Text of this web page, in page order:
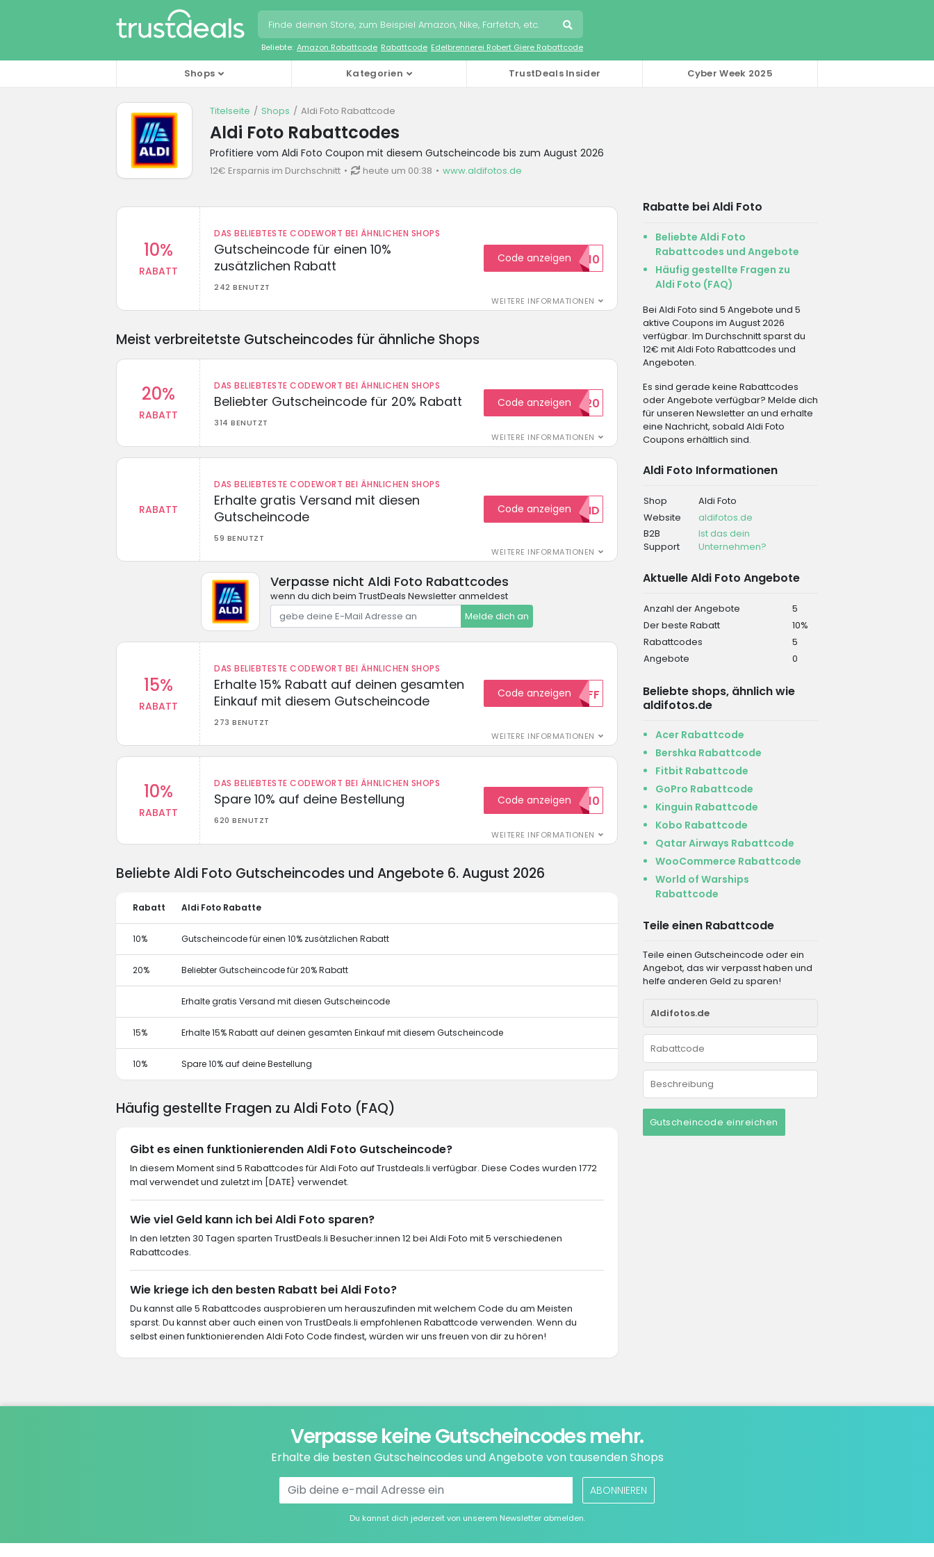
Beliebte: Amazon Rabattcode Rabattcode Edelbrennerei Robert Giere Rabattcode
Shops Kategorien TrustDeals Insider Cyber Week 2025
Titelseite Shops Aldi Foto Rabattcode
Aldi Foto Rabattcodes
Profitiere vom Aldi Foto Coupon mit diesem Gutscheincode bis zum August 2026
12€ Ersparnis im Durchschnitt heute um 00:38 www.aldifotos.de
10%
RABATT
DAS BELIEBTESTE CODEWORT BEI ÄHNLICHEN SHOPS
Gutscheincode für einen 10%
zusätzlichen Rabatt
242 BENUTZT
WEITERE INFORMATIONEN
Code anzeigenHELLO10
Meist verbreitetste Gutscheincodes für ähnliche Shops
20%
RABATT
DAS BELIEBTESTE CODEWORT BEI ÄHNLICHEN SHOPS
Beliebter Gutscheincode für 20% Rabatt
314 BENUTZT
WEITERE INFORMATIONEN
Code anzeigen
WELCOME20
RABATT
DAS BELIEBTESTE CODEWORT BEI ÄHNLICHEN SHOPS
Erhalte gratis Versand mit diesen
Gutscheincode
59 BENUTZT
WEITERE INFORMATIONEN
Code anzeigen
GRATISVERSAND
Verpasse nicht Aldi Foto Rabattcodes
wenn du dich beim TrustDeals Newsletter anmeldest
Melde dich an
15%
RABATT
DAS BELIEBTESTE CODEWORT BEI ÄHNLICHEN SHOPS
Erhalte 15% Rabatt auf deinen gesamten
Einkauf mit diesem Gutscheincode
273 BENUTZT
WEITERE INFORMATIONEN
Code anzeigen15OFF
10%
RABATT
DAS BELIEBTESTE CODEWORT BEI ÄHNLICHEN SHOPS
Spare 10% auf deine Bestellung
620 BENUTZT
WEITERE INFORMATIONEN
Code anzeigen
WILKOMMEN10
Rabatte bei Aldi Foto
Beliebte Aldi Foto
Rabattcodes und Angebote
Häufig gestellte Fragen zu
Aldi Foto (FAQ)
Bei Aldi Foto sind 5 Angebote und 5
aktive Coupons im August 2026
verfügbar. Im Durchschnitt sparst du
12€ mit Aldi Foto Rabattcodes und
Angeboten.
Es sind gerade keine Rabattcodes
oder Angebote verfügbar? Melde dich
für unseren Newsletter an und erhalte
eine Nachricht, sobald Aldi Foto
Coupons erhältlich sind.
Aldi Foto Informationen
Shop
Aldi Foto
Website
aldifotos.de
B2B
Support
Ist das dein
Unternehmen?
Aktuelle Aldi Foto Angebote
Anzahl der Angebote
5
Der beste Rabatt
10%
Rabattcodes
5
Angebote
0
Beliebte shops, ähnlich wie
aldifotos.de
Acer Rabattcode
Bershka Rabattcode
Fitbit Rabattcode
GoPro Rabattcode
Kinguin Rabattcode
Kobo Rabattcode
Qatar Airways Rabattcode
WooCommerce Rabattcode
World of Warships
Rabattcode
Teile einen Rabattcode
Teile einen Gutscheincode oder ein
Angebot, das wir verpasst haben und
helfe anderen Geld zu sparen!
Gutscheincode einreichen
Beliebte Aldi Foto Gutscheincodes und Angebote 6. August 2026
Rabatt Aldi Foto Rabatte
10% Gutscheincode für einen 10% zusätzlichen Rabatt
20% Beliebter Gutscheincode für 20% Rabatt
Erhalte gratis Versand mit diesen Gutscheincode
15% Erhalte 15% Rabatt auf deinen gesamten Einkauf mit diesem Gutscheincode
10% Spare 10% auf deine Bestellung
Häufig gestellte Fragen zu Aldi Foto (FAQ)
Gibt es einen funktionierenden Aldi Foto Gutscheincode?
In diesem Moment sind 5 Rabattcodes für Aldi Foto auf Trustdeals.li verfügbar. Diese Codes wurden 1772
mal verwendet und zuletzt im [DATE} verwendet.
Wie viel Geld kann ich bei Aldi Foto sparen?
In den letzten 30 Tagen sparten TrustDeals.li Besucher:innen 12 bei Aldi Foto mit 5 verschiedenen
Rabattcodes.
Wie kriege ich den besten Rabatt bei Aldi Foto?
Du kannst alle 5 Rabattcodes ausprobieren um herauszufinden mit welchem Code du am Meisten
sparst. Du kannst aber auch einen von TrustDeals.li empfohlenen Rabattcode verwenden. Wenn du
selbst einen funktionierenden Aldi Foto Code findest, würden wir uns freuen von dir zu hören!
Verpasse keine Gutscheincodes mehr.
Erhalte die besten Gutscheincodes und Angebote von tausenden Shops
ABONNIEREN
Du kannst dich jederzeit von unserem Newsletter abmelden.